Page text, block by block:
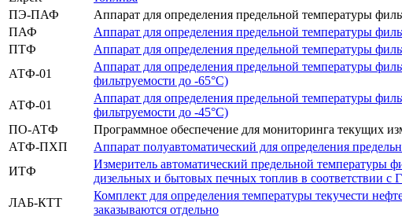
ПЭ-ПАФ
Аппарат для определения предельной температуры
ПАФ
Аппарат для определения предельной температуры
ПТФ
Аппарат для определения предельной температуры
АТФ-01
Аппарат для определения предельной температуры
фильтруемости до -65°С)
АТФ-01
Аппарат для определения предельной температуры
фильтруемости до -45°С)
ПО-АТФ
Программное обеспечение для мониторинга текущих
АТФ-ПХП
Аппарат полуавтоматический для определения
ИТФ
Измеритель автоматический предельной температуры
дизельных и бытовых печных топлив в соответствии
ЛАБ-КТТ
Комплект для определения температуры текучести
заказываются отдельно